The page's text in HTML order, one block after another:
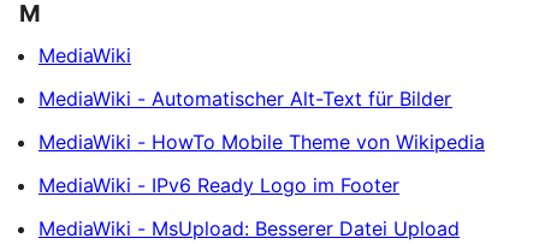
M
MediaWiki
MediaWiki - Automatischer Alt-Text für Bilder
MediaWiki - HowTo Mobile Theme von Wikipedia
MediaWiki - IPv6 Ready Logo im Footer
MediaWiki - MsUpload: Besserer Datei Upload